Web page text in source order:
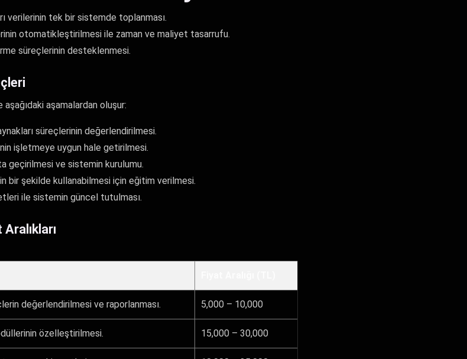
verilerinin tek bir sistemde toplanması.
otomatikleştirilmesi ile zaman ve maliyet tasarrufu.
süreçlerinin desteklenmesi.
aşamalardan oluşur:
süreçlerinin değerlendirilmesi.
işletmeye uygun hale getirilmesi.
geçirilmesi ve sistemin kurulumu.
bir şekilde kullanabilmesi için eğitim verilmesi.
ile sistemin güncel tutulması.
değerlendirilmesi ve raporlanması. 5,000 – 10,000
özelleştirilmesi. 15,000 – 30,000